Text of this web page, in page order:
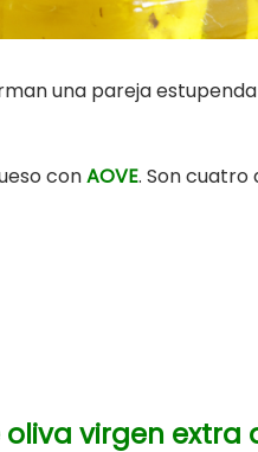
una pareja
conAOVE. Son cuatro
virgen